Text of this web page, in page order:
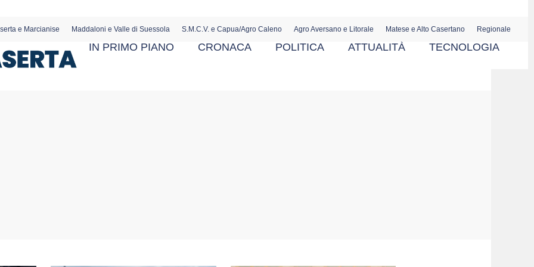
e Marcianise Maddaloni e Valle di Suessola S.M.C.V. e Capua/Agro Caleno Agro Aversano e Litorale Matese e Alto Casertano Regionale
IN PRIMO PIANO CRONACA POLITICA ATTUALITÀ TECNOLOGIA